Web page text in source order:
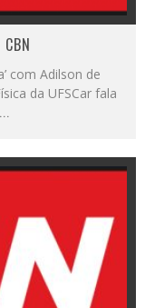
com Adilson de
da UFSCar fala